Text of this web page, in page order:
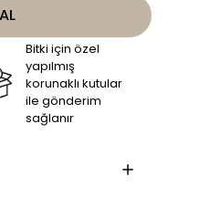
Bitki için özel
yapılmış
korunaklı kutular
ile gönderim
sağlanır